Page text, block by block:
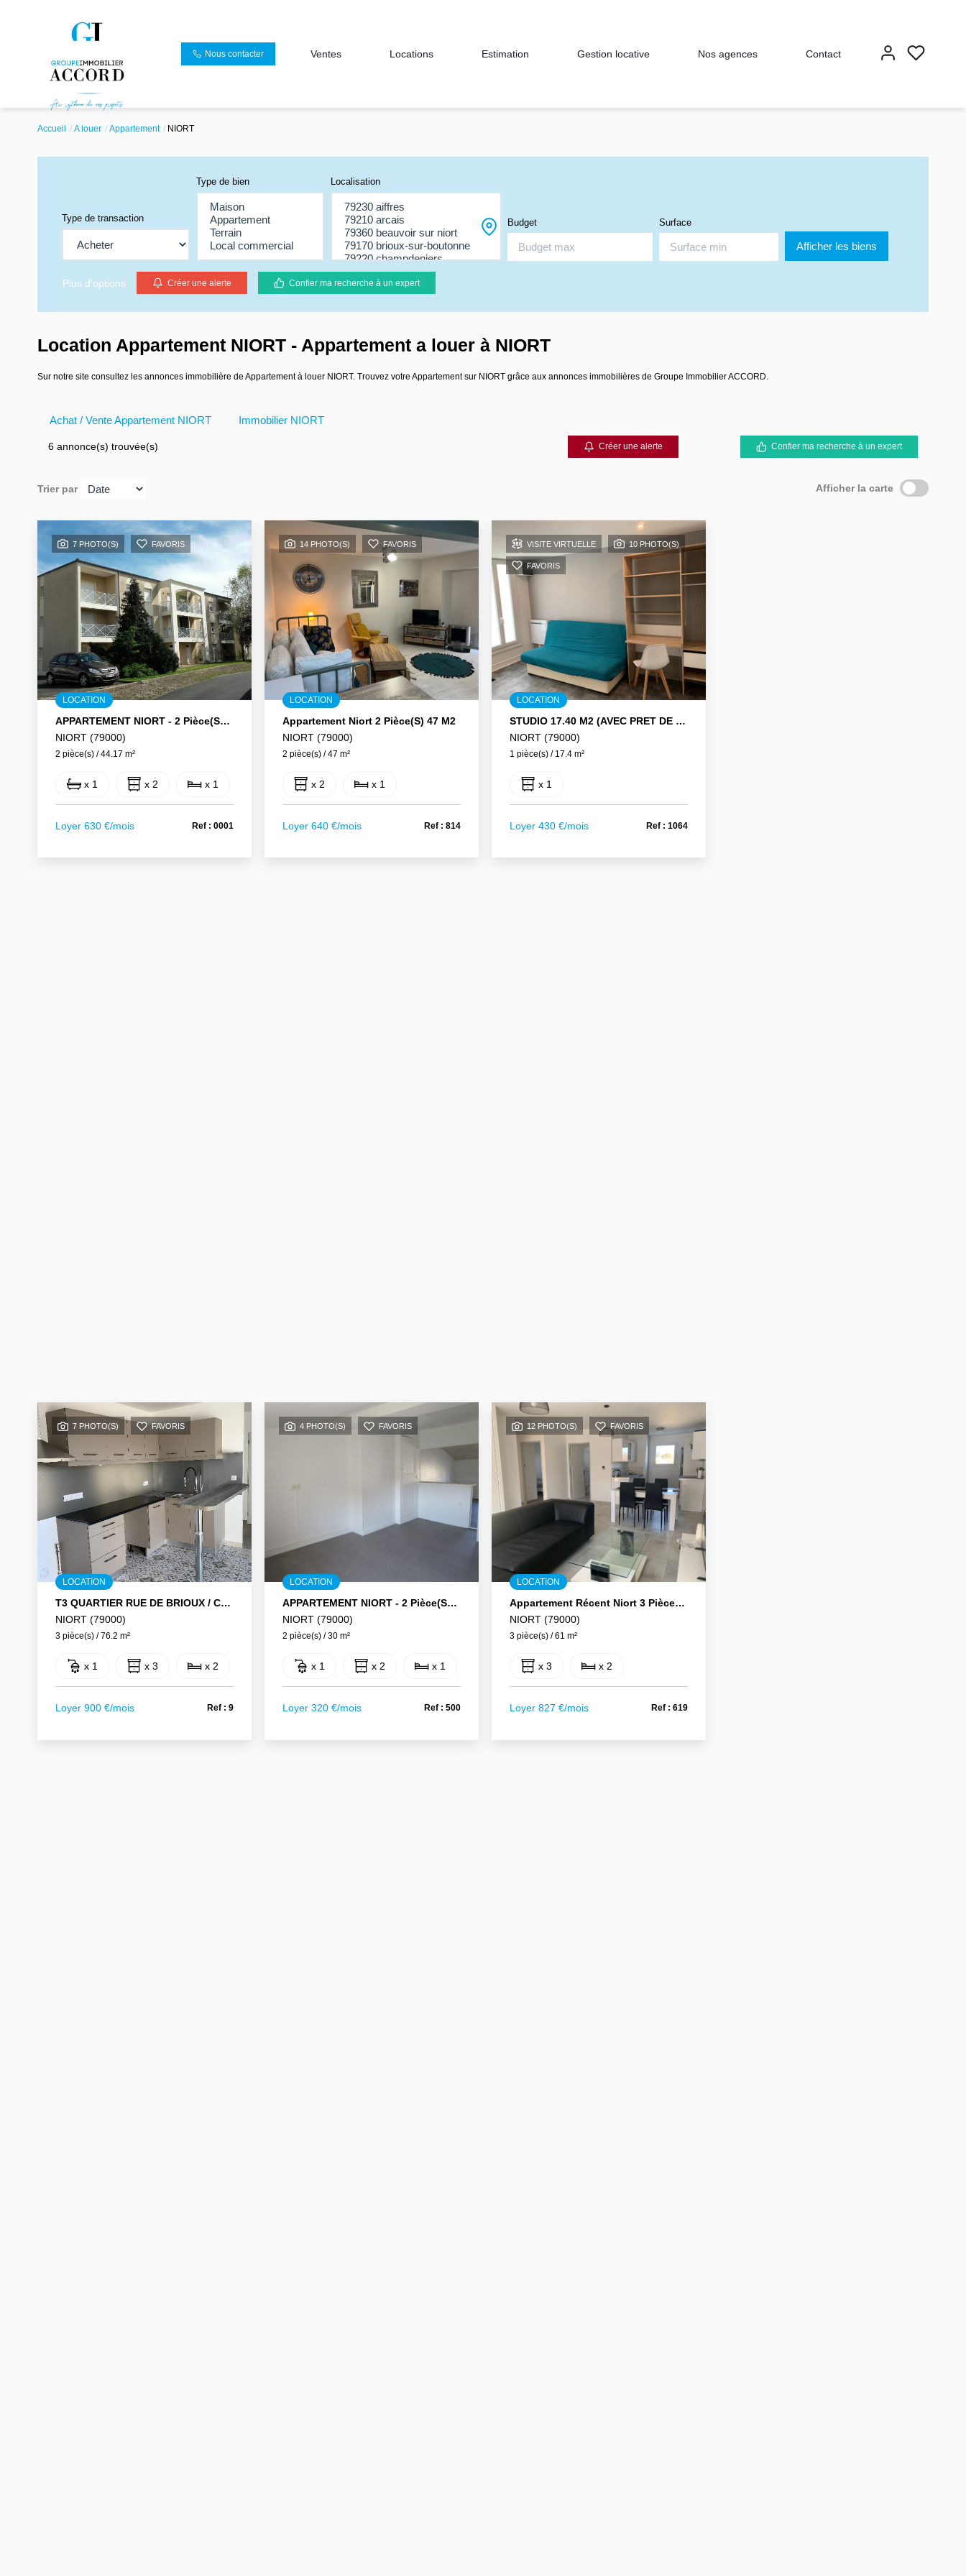
Nous contacter Ventes Locations Estimation Gestion locative Nos agences Contact
Accueil A louer Appartement NIORT
Type de transaction
Type de bien Localisation
Budget Surface
Plus d'options Créer une alerte Confier ma recherche à un expert
Location Appartement NIORT - Appartement a louer à NIORT
Sur notre site consultez les annonces immobilière de Appartement à louer NIORT. Trouvez votre Appartement sur NIORT grâce aux annonces immobilières de Groupe Immobilier ACCORD.
Achat / Vente Appartement NIORT Immobilier NIORT
6 annonce(s) trouvée(s) Créer une alerte Confier ma recherche à un expert
Trier par Afficher la carte
7 PHOTO(S) FAVORIS
LOCATION
APPARTEMENT NIORT - 2 Pièce(s) - 44.17 M2
NIORT (79000)
2 pièce(s) / 44.17 m²
x 1 x 2 x 1
Loyer 630 €/mois Ref : 0001
14 PHOTO(S) FAVORIS
LOCATION
Appartement Niort 2 Pièce(s) 47 M2
NIORT (79000)
2 pièce(s) / 47 m²
x 2 x 1
Loyer 640 €/mois Ref : 814
VISITE VIRTUELLE 10 PHOTO(S)
FAVORIS
LOCATION
STUDIO 17.40 M2 (AVEC PRET DE MEUBLES A TITRE GRATUIT)
NIORT (79000)
1 pièce(s) / 17.4 m²
x 1
Loyer 430 €/mois Ref : 1064
7 PHOTO(S) FAVORIS
LOCATION
T3 QUARTIER RUE DE BRIOUX / CHAMPOMMIER
NIORT (79000)
3 pièce(s) / 76.2 m²
x 1 x 3 x 2
Loyer 900 €/mois Ref : 9
4 PHOTO(S) FAVORIS
LOCATION
APPARTEMENT NIORT - 2 Pièce(s) - 30 M2
NIORT (79000)
2 pièce(s) / 30 m²
x 1 x 2 x 1
Loyer 320 €/mois Ref : 500
12 PHOTO(S) FAVORIS
LOCATION
Appartement Récent Niort 3 Pièce(s) Meublé 61 M2
NIORT (79000)
3 pièce(s) / 61 m²
x 3 x 2
Loyer 827 €/mois Ref : 619